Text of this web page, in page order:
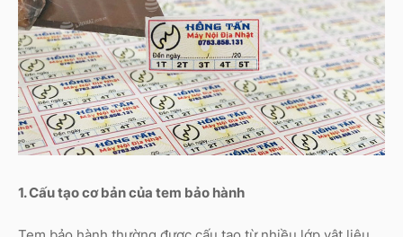
1. Cấu tạo cơ bản của tem bảo hành